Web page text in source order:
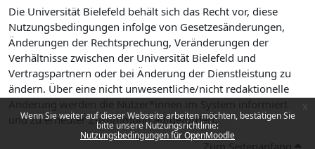
Wenn Sie weiter auf dieser Webseite arbeiten möchten, bestätigen Sie
bitte unsere Nutzungsrichtlinie:
Nutzungsbedingungen für OpenMoodle
Die Universität Bielefeld behält sich das Recht vor, diese
Nutzungsbedingungen infolge von Gesetzesänderungen,
Änderungen der Rechtsprechung, Veränderungen der
Verhältnisse zwischen der Universität Bielefeld und
Vertragspartnern oder bei Änderung der Dienstleistung zu
ändern. Über eine nicht unwesentliche/nicht redaktionelle
und zu erneuter Zustimmung aufgefordert.
Zum Seitenanfang